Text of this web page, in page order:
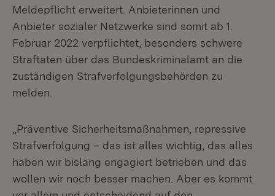
Meldepflicht erweitert. Anbieterinnen und
Anbieter sozialer Netzwerke sind somit ab 1.
Februar 2022 verpflichtet, besonders schwere
Straftaten über das Bundeskriminalamt an die
zuständigen Strafverfolgungsbehörden zu
melden.
„Präventive Sicherheitsmaßnahmen, repressive
Strafverfolgung – das ist alles wichtig, das alles
haben wir bislang engagiert betrieben und das
wollen wir noch besser machen. Aber es kommt